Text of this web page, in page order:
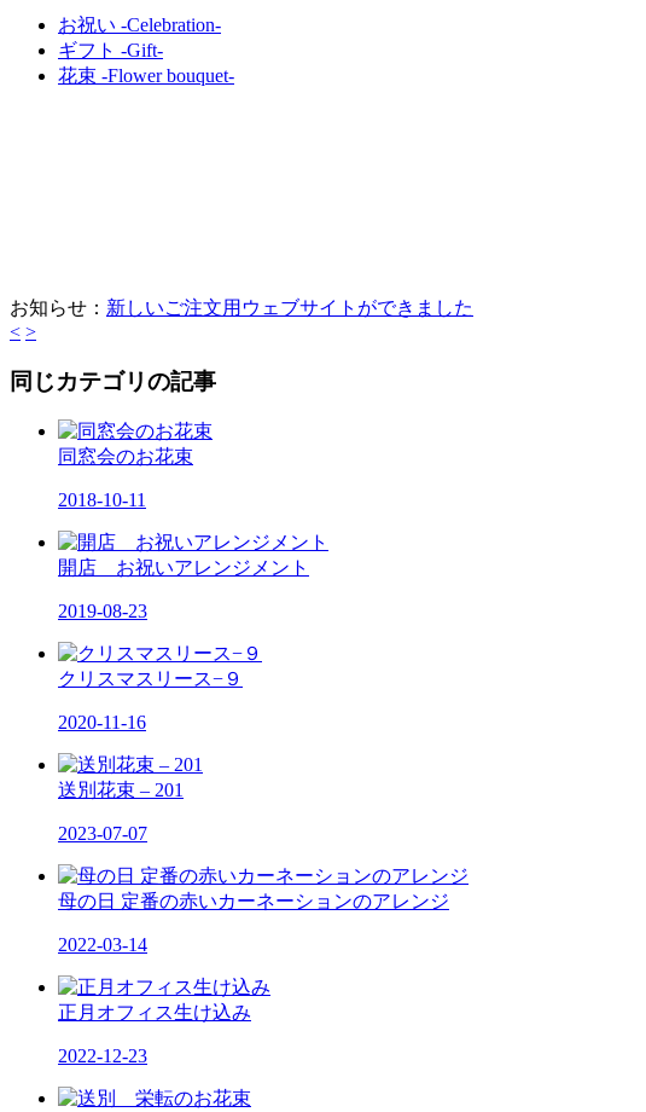
お祝い -Celebration-
ギフト -Gift-
花束 -Flower bouquet-
お知らせ： 新しいご注文用ウェブサイトができました
< >
同じカテゴリの記事
同窓会のお花束
2018-10-11
開店 お祝いアレンジメント
2019-08-23
クリスマスリース−９
2020-11-16
送別花束 – 201
2023-07-07
母の日 定番の赤いカーネーションのアレンジ
2022-03-14
正月オフィス生け込み
2022-12-23